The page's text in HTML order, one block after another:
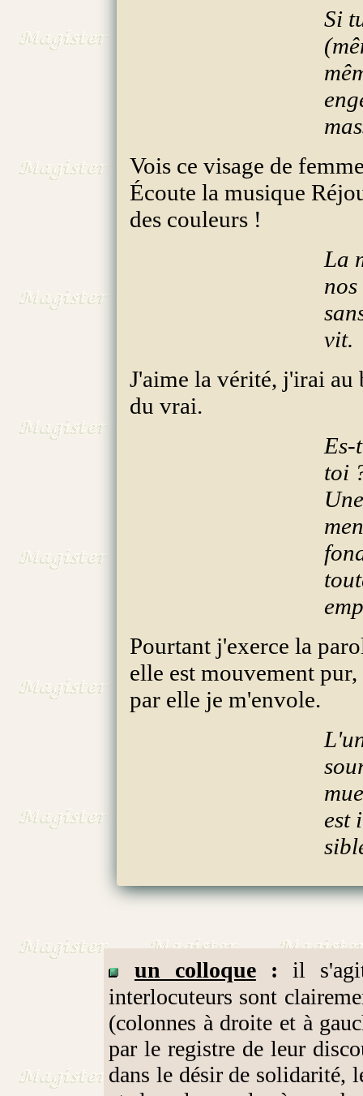
Si
Vois ce visage de
Écoute la musique
des couleurs !
La
vit.
J'aime la vérité, j'irai au
du vrai.
Es-
toi
Pourtant j'exerce la
elle est mouvement pur,
par elle je m'envole.
est
un colloque: il
interlocuteurs sont
(colonnes à droite et à
par le registre de leur
dans le désir de solidarité,